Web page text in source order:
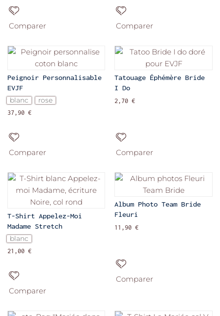
Comparer Comparer
Peignoir Personnalisable
EVJF
blanc
rose
37,90 €
Comparer
Tatouage Éphémère Bride
I Do
2,70 €
Comparer
T-Shirt Appelez-Moi
Madame Stretch
blanc
21,00 €
Comparer
Album Photo Team Bride
Fleuri
11,90 €
Comparer